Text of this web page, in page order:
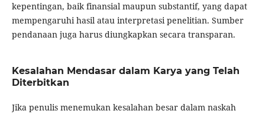
kepentingan, baik finansial maupun substantif, yang dapat
mempengaruhi hasil atau interpretasi penelitian. Sumber
pendanaan juga harus diungkapkan secara transparan.
Kesalahan Mendasar dalam Karya yang Telah
Diterbitkan
Jika penulis menemukan kesalahan besar dalam naskah